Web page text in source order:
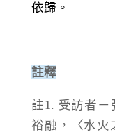
依歸。
註釋
註1. 受訪者
裕融，〈水火